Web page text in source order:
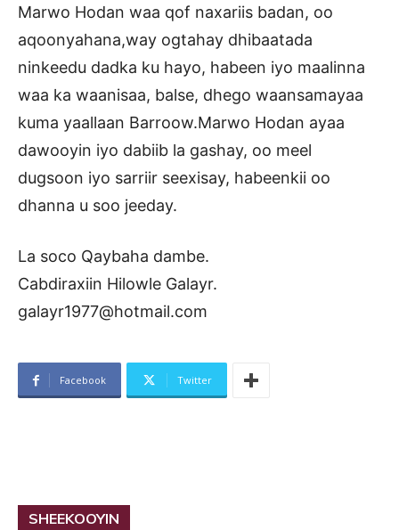
Marwo Hodan waa qof naxariis badan, oo
aqoonyahana,way ogtahay dhibaatada
ninkeedu dadka ku hayo, habeen iyo maalinna
waa ka waanisaa, balse, dhego waansamayaa
kuma yaallaan Barroow.Marwo Hodan ayaa
dawooyin iyo dabiib la gashay, oo meel
dugsoon iyo sarriir seexisay, habeenkii oo
dhanna u soo jeeday.
La soco Qaybaha dambe.
Cabdiraxiin Hilowle Galayr.
galayr1977@hotmail.com
Facebook Twitter
SHEEKOOYIN